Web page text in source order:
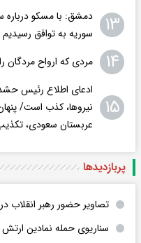
۱۳
دمشق: با مسکو درباره
سوریه به توافق رسیدیم
۱۴ مردی که ارواح
۱۵
ادعای اطلاع رئیس
نیروها، کذب است/
عربستان سعودی،
پربازدید‌ها
تصاویر حضور رهبر انقلاب
سناریوی حمله نمادین